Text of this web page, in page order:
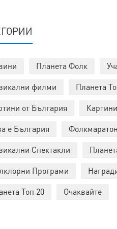
Планета Фолк
филми
Планета
от България
е България
Фолкмаратон
Спектакли
Програми
Топ 20
Очаквайте